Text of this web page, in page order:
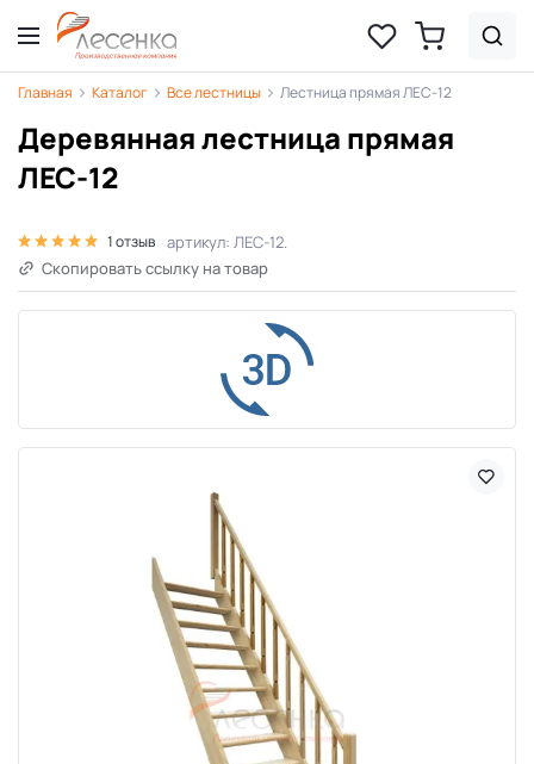
Главная Каталог Все лестницы Лестница прямая ЛЕС-12
Деревянная лестница прямая
ЛЕС-12
1 отзыв артикул: ЛЕС-12.
Скопировать ссылку на товар